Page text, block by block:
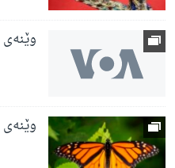
وێنەی 12 ی حەوتی 2021
وێنەی 11 ی حەوتی 2021